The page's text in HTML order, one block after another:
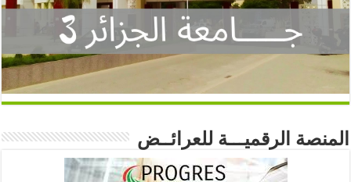
المنصة الرقميـــة للعرائــض